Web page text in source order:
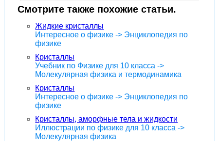
Смотрите также похожие статьи.
Жидкие кристаллы
Интересное о физике -> Энциклопедия по
физике
Кристаллы
Учебник по Физике для 10 класса ->
Молекулярная физика и термодинамика
Кристаллы
Интересное о физике -> Энциклопедия по
физике
Кристаллы, аморфные тела и жидкости
Иллюстрации по физике для 10 класса ->
Молекулярная физика